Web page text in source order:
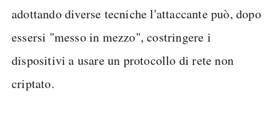
adottando diverse tecniche l'attaccante può, dopo
essersi "messo in mezzo", costringere i
dispositivi a usare un protocollo di rete non
criptato.